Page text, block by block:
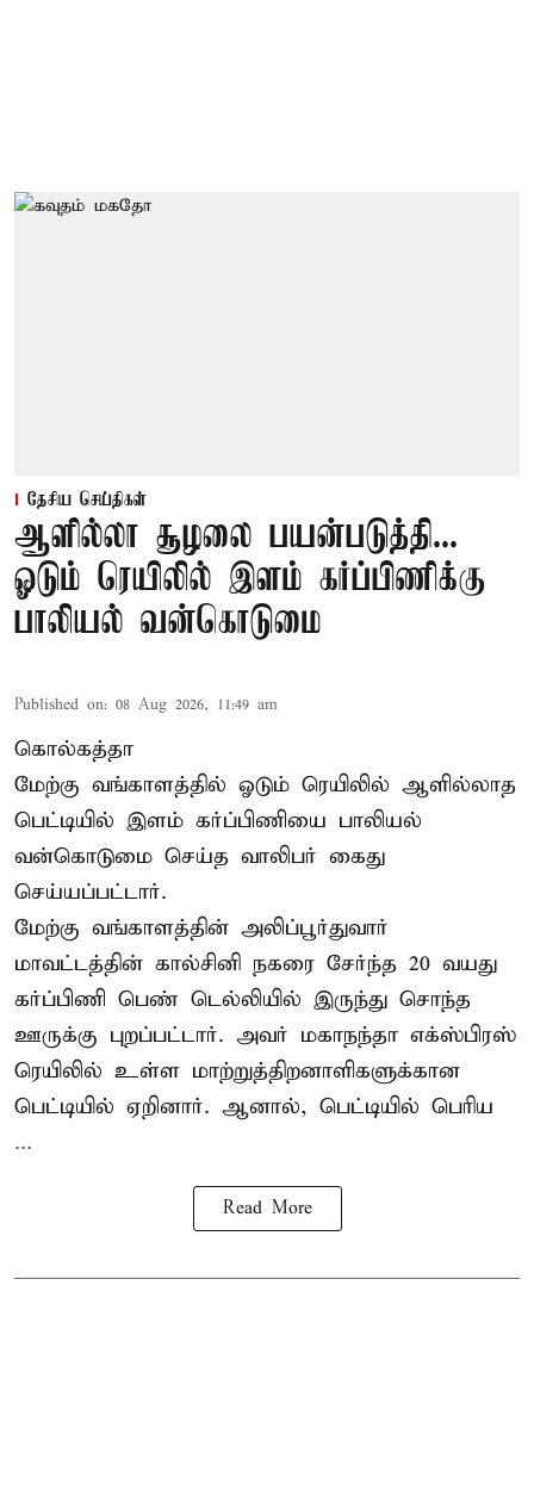
தேசிய செய்திகள்
ஆளில்லா சூழலை பயன்படுத்தி...
ஓடும் ரெயிலில் இளம் கர்ப்பிணிக்கு
பாலியல் வன்கொடுமை
Published on: 08 Aug 2026, 11:49 am
கொல்கத்தா
மேற்கு வங்காளத்தில் ஓடும் ரெயிலில் ஆளில்லாத
பெட்டியில் இளம் கர்ப்பிணியை பாலியல்
வன்கொடுமை செய்த வாலிபர் கைது
செய்யப்பட்டார்.
மேற்கு வங்காளத்தின் அலிப்பூர்துவார்
மாவட்டத்தின் கால்சினி நகரை சேர்ந்த 20 வயது
கர்ப்பிணி பெண் டெல்லியில் இருந்து சொந்த
ஊருக்கு புறப்பட்டார். அவர் மகாநந்தா எக்ஸ்பிரஸ்
ரெயிலில் உள்ள மாற்றுத்திறனாளிகளுக்கான
பெட்டியில் ஏறினார். ஆனால், பெட்டியில் பெரிய
...
Read More